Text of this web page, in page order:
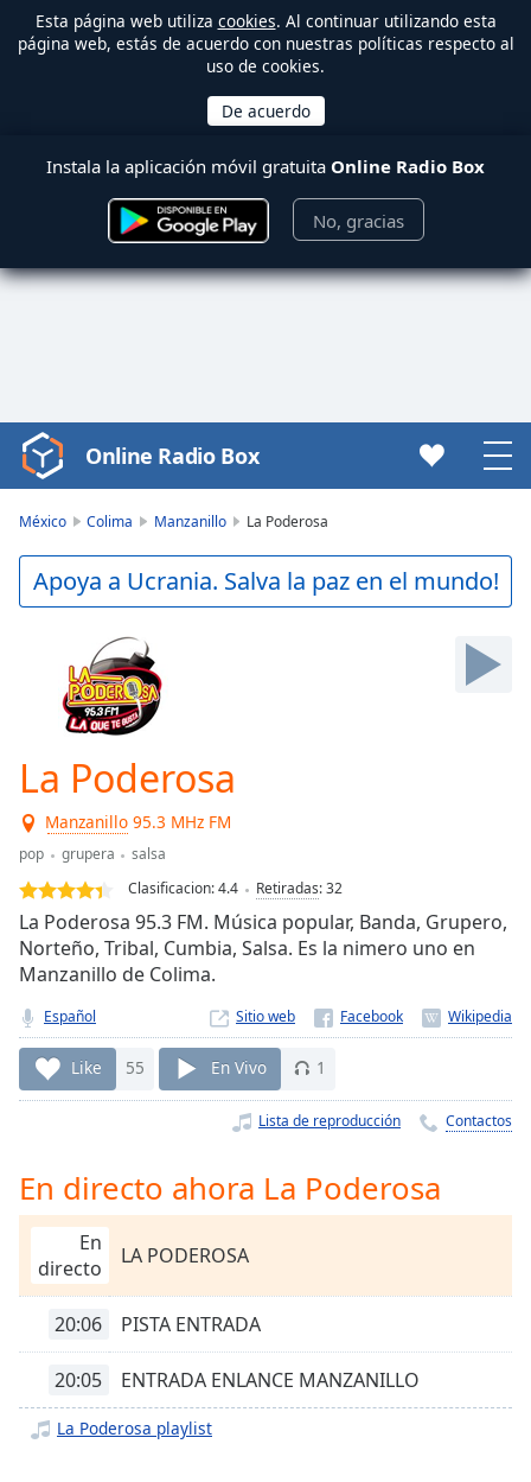
Esta página web utiliza cookies. Al continuar utilizando esta
página web, estás de acuerdo con nuestras políticas respecto al
uso de cookies.
Instala la aplicación móvil gratuita Online Radio Box
No, gracias
Video
Player
Play
Video
Backward
Forward
Current
Time0:00
Duration-:-
Loaded:
0.00%
Stream
TypeLIVE
Seek to
currently
behind
liveLIVE
Remaining
Time-
Playback
Rate
Chapters
Descriptions
off,
Online Radio Box
México Colima Manzanillo La Poderosa
Apoya a Ucrania. Salva la paz en el mundo!
La Poderosa
Manzanillo 95.3 MHz FM
pop grupera
salsa
Clasificacion:4.4 Retiradas:32
La Poderosa 95.3 FM. Música popular, Banda, Grupero,
Norteño, Tribal, Cumbia, Salsa. Es la nimero uno en
Manzanillo de Colima.
Español Sitio web
Like 55 En Vivo 1
Lista de reproducción Contactos
En directo ahora La Poderosa
En
directo
LA PODEROSA
20:06 PISTA ENTRADA
20:05 ENTRADA ENLANCE MANZANILLO
La Poderosa playlist